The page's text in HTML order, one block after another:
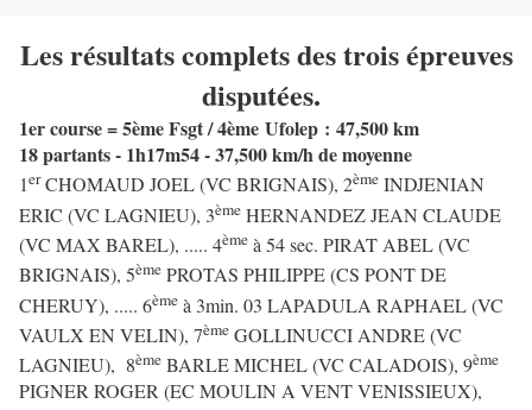
Les résultats complets des trois épreuves
disputées.
1er course = 5ème Fsgt / 4ème Ufolep : 47,500 km
18 partants - 1h17m54 - 37,500 km/h de moyenne
1erCHOMAUD JOEL (VC BRIGNAIS), 2ème INDJENIAN
ERIC (VC LAGNIEU), 3ème HERNANDEZ JEAN CLAUDE
(VC MAX BAREL), ..... 4ème à 54 sec. PIRAT ABEL (VC
BRIGNAIS), 5ème PROTAS PHILIPPE (CS PONT DE
CHERUY), ..... 6ème à 3min. 03 LAPADULA RAPHAEL (VC
VAULX EN VELIN), 7ème GOLLINUCCI ANDRE (VC
LAGNIEU), 8ème BARLE MICHEL (VC CALADOIS), 9ème
PIGNER ROGER (EC MOULIN A VENT VENISSIEUX),